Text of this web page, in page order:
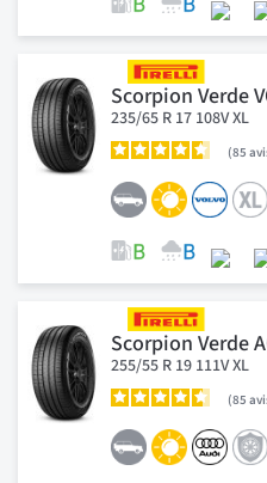
Scorpion Verde
235/65 R 17 108V XL
85
Scorpion Verde
255/55 R 19 111V XL
85